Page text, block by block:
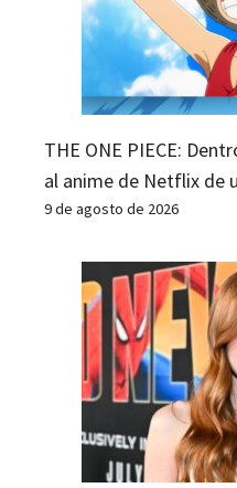
THE ONE PIECE:
al anime de Netflix de
9 de agosto de 2026